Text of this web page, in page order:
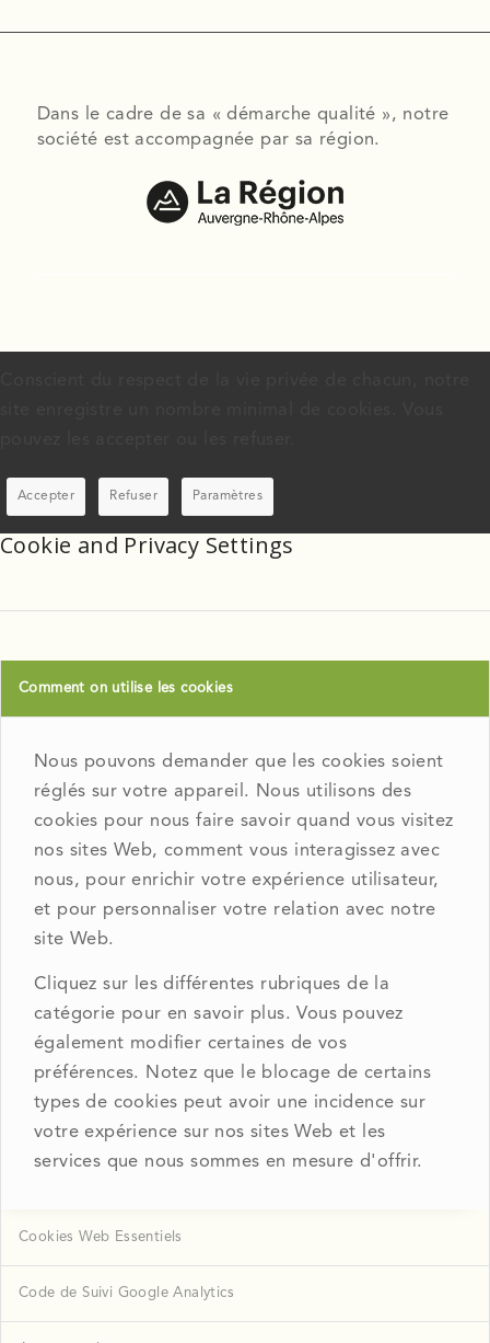
Dans le cadre de sa « démarche qualité », notre
société est accompagnée par sa région.
Accepter Refuser Paramètres
Cookie and Privacy Settings
Comment on utilise les cookies
Nous pouvons demander que les cookies soient
réglés sur votre appareil. Nous utilisons des
cookies pour nous faire savoir quand vous visitez
nos sites Web, comment vous interagissez avec
nous, pour enrichir votre expérience utilisateur,
et pour personnaliser votre relation avec notre
site Web.
Cliquez sur les différentes rubriques de la
catégorie pour en savoir plus. Vous pouvez
également modifier certaines de vos
préférences. Notez que le blocage de certains
types de cookies peut avoir une incidence sur
votre expérience sur nos sites Web et les
services que nous sommes en mesure d'offrir.
Cookies Web Essentiels
Code de Suivi Google Analytics